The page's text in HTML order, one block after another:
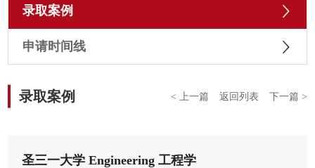
录取案例
申请时间线
录取案例 < 上一篇 返回列表 下一篇 >
圣三一大学 Engineering 工程学